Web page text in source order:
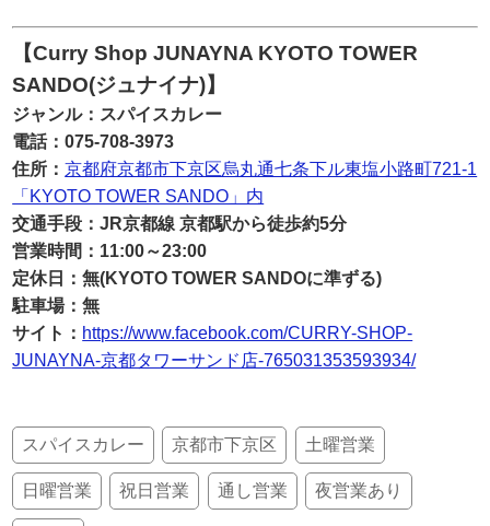
【Curry Shop JUNAYNA KYOTO TOWER
SANDO(ジュナイナ)】
ジャンル：スパイスカレー
電話：075-708-3973
住所：京都府京都市下京区烏丸通七条下ル東塩小路町721-1
「KYOTO TOWER SANDO」内
交通手段：JR京都線 京都駅から徒歩約5分
営業時間：11:00～23:00
定休日：無(KYOTO TOWER SANDOに準ずる)
駐車場：無
サイト： https://www.facebook.com/CURRY-SHOP-
JUNAYNA-京都タワーサンド店-765031353593934/
スパイスカレー 京都市下京区 土曜営業
日曜営業 祝日営業 通し営業 夜営業あり